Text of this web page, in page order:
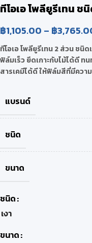
ทีโอเอ โพลียูรีเทน ช
฿1,105.00 – ฿
ทีโอเอ โพลียูรีเทน 2 ส่วน ชนิ
ฟิล์มเร็ว ยึดเกาะกับไม้ได้ดี ท
สารเคมีได้ดี ให้ฟิล์มสีที่มีควา
แบรนด์
ชนิด
ขนาด
ชนิด
เงา
ขนาด